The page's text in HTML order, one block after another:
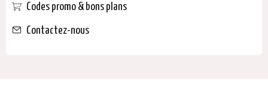
Codes promo & bons plans
Contactez-nous